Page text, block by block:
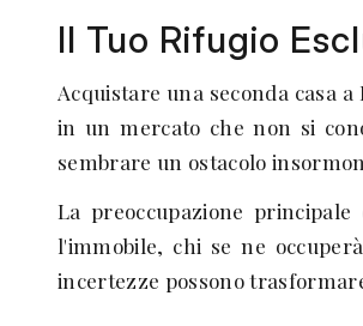
Il Tuo Rifugio
Acquistare una seconda casa
in un mercato che non si
sembrare un ostacolo
La preoccupazione
l'immobile, chi se ne
incertezze possono